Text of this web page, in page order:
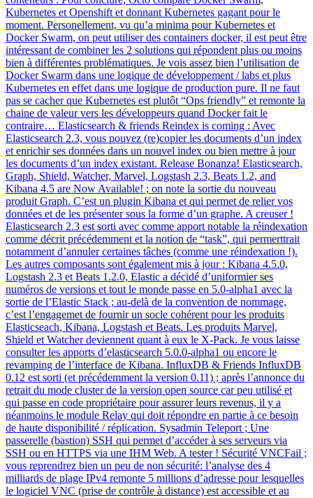
Kubernetes et Openshift et donnant Kubernetes gagant pour le
moment. Personellement, vu qu’a minima pour Kubernetes et
Docker Swarm, on peut utiliser des containers docker, il est peut être
intéressant de combiner les 2 solutions qui répondent plus ou moins
bien à différentes problématiques. Je vois assez bien l’utilisation de
Docker Swarm dans une logique de développement / labs et plus
Kubernetes en effet dans une logique de production pure. Il ne faut
pas se cacher que Kubernetes est plutôt “Ops friendly” et remonte la
chaine de valeur vers les développeurs quand Docker fait le
contraire… Elasticsearch & friends Reindex is coming : Avec
Elasticsearch 2.3, vous pouvez (re)copier les documents d’un index
et enrichir ses données dans un nouvel index ou bien mettre à jour
les documents d’un index existant. Release Bonanza! Elasticsearch,
Graph, Shield, Watcher, Marvel, Logstash 2.3, Beats 1.2, and
Kibana 4.5 are Now Available! ; on note la sortie du nouveau
produit Graph. C’est un plugin Kibana et qui permet de relier vos
données et de les présenter sous la forme d’un graphe. A creuser !
Elasticsearch 2.3 est sorti avec comme apport notable la réindexation
comme décrit précédemment et la notion de “task”, qui permerttrait
notamment d’annuler certaines tâches (comme une réindexation !).
Les autres composants sont également mis à jour : Kibana 4.5.0,
Logstash 2.3 et Beats 1.2.0, Elastic a décidé d’uniformier ses
numéros de versions et tout le monde passe en 5.0-alpha1 avec la
sortie de l’Elastic Stack ; au-delà de la convention de nommage,
c’est l’engagemet de fournir un socle cohérent pour les produits
Elasticseach, Kibana, Logstash et Beats. Les produits Marvel,
Shield et Watcher deviennent quant à eux le X-Pack. Je vous laisse
consulter les apports d’elasticsearch 5.0.0-alpha1 ou encore le
revamping de l’interface de Kibana. InfluxDB & Friends InfluxDB
0.12 est sorti (et précédemment la version 0.11) ; après l’annonce du
retrait du mode cluster de la version open source car peu utilisé et
qui passe en code propriétaire pour assurer leurs revenus, il y a
néanmoins le module Relay qui doit répondre en partie à ce besoin
de haute disponibilité / réplication. Sysadmin Teleport ; Une
passerelle (bastion) SSH qui permet d’accéder à ses serveurs via
SSH ou en HTTPS via une IHM Web. A tester ! Sécurité VNCFail ;
vous reprendrez bien un peu de non sécurité: l’analyse des 4
milliards de plage IPv4 remonte 5 millions d’adresse pour lesquelles
le logiciel VNC (prise de contrôle à distance) est accessible et au